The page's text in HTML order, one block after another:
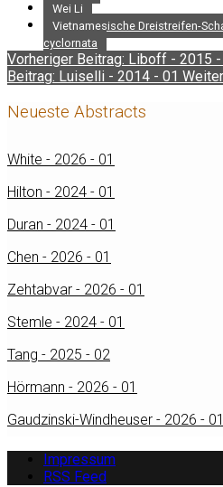
Wei Li
Vietnamesische Dreistreifen-
cyclornata
Vorheriger Beitrag: Liboff - 2015 -
Beitrag: Luiselli - 2014 - 01 Weiter
Neueste Abstracts
White - 2026 - 01
Hilton - 2024 - 01
Duran - 2024 - 01
Chen - 2026 - 01
Zehtabvar - 2026 - 01
Stemle - 2024 - 01
Tang - 2025 - 02
Hörmann - 2026 - 01
Gaudzinski-Windheuser - 2026 - 01
Impressum
RSS Feed